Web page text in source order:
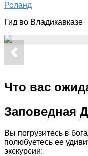
Роланд
Гид во Владикавказе
Что вас
Заповедная
Вы погрузитесь в
полюбуетесь ее
экскурсии: